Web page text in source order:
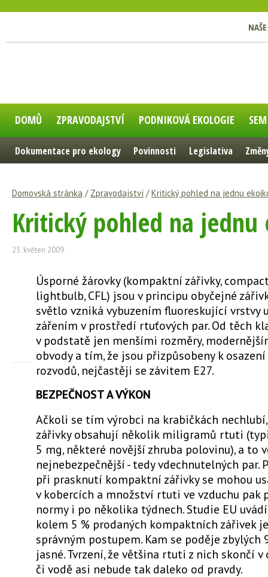
DOMŮ ZPRAVODAJSTVÍ PODNIKOVÁ EKOLOGIE
Dokumentace pro ekology Povinnosti Legislativa
Domovská stránka / Zpravodajství /Kritický pohled na jednu
Kritický pohled na
25. květen 2009
Úsporné žárovky (kompaktní zářivky,
lightbulb, CFL) jsou v principu obyčejné
světlo vzniká vybuzením fluoreskující vrstvy
zářením v prostředí rtuťových par. Od těch
v podstatě jen menšími rozměry,
obvody a tím, že jsou přizpůsobeny k
rozvodů, nejčastěji se závitem E27.
BEZPEČNOST A VÝKON
Ačkoli se tím výrobci na krabičkách
zářivky obsahují několik miligramů rtuti
5 mg, některé novější zhruba polovinu), a to
nejnebezpečnější - tedy vdechnutelných par.
při prasknutí kompaktní zářivky se mohou
v kobercích a množství rtuti ve vzduchu pak
normy i po několika týdnech. Studie EU
kolem 5 % prodaných kompaktních zářivek
správným postupem. Kam se poděje zbylých
jasné. Tvrzení, že většina rtuti z nich skončí v
či vodě asi nebude tak daleko od pravdy.